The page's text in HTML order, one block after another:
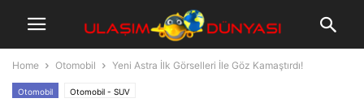
Home Otomobil Yeni Astra İlk Görselleri İle Göz Kamaştırdı!
Otomobil Otomobil - SUV